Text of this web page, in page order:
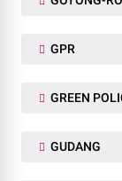
GPR
GREEN
GUDANG